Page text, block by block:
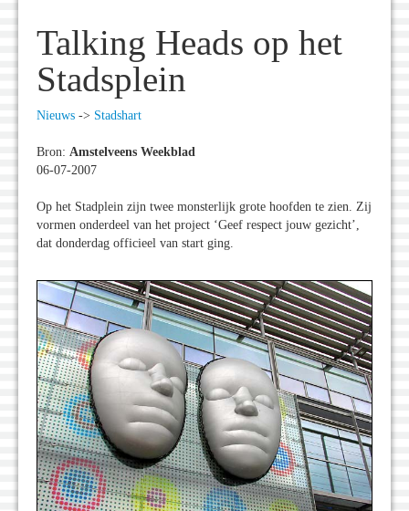
Talking Heads op het
Stadsplein
Nieuws -> Stadshart
Bron: Amstelveens Weekblad
06-07-2007
Op het Stadplein zijn twee monsterlijk grote hoofden te zien. Zij
vormen onderdeel van het project ‘Geef respect jouw gezicht’,
dat donderdag officieel van start ging.